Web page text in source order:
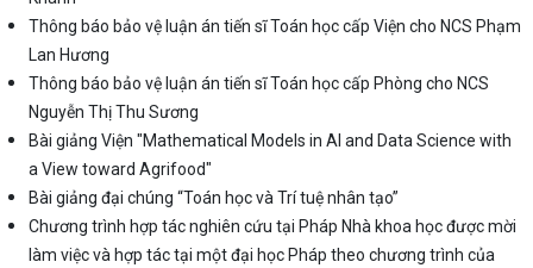
Thông báo bảo vệ luận án tiến sĩ Toán học cấp Viện cho NCS Phạm
Lan Hương
Thông báo bảo vệ luận án tiến sĩ Toán học cấp Phòng cho NCS
Nguyễn Thị Thu Sương
Bài giảng Viện "Mathematical Models in AI and Data Science with
a View toward Agrifood"
Bài giảng đại chúng “Toán học và Trí tuệ nhân tạo”
Chương trình hợp tác nghiên cứu tại Pháp Nhà khoa học được mời
làm việc và hợp tác tại một đại học Pháp theo chương trình của